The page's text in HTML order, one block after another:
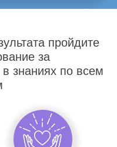
пройдите
за
знаниях по всем